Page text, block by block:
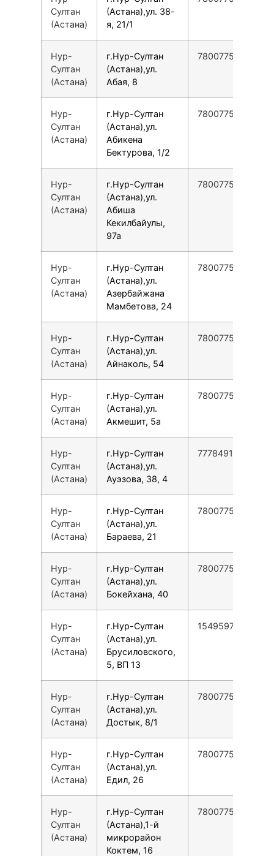
Султан
(Астана)
(Астана),ул. 38-
я, 21/1
Нур-
Султан
(Астана)
г.Нур-Султан
(Астана),ул.
Абая, 8
78007753553
Нур-
Султан
(Астана)
г.Нур-Султан
(Астана),ул.
Абикена
Бектурова, 1/2
78007753553
Нур-
Султан
(Астана)
г.Нур-Султан
(Астана),ул.
Абиша
Кекилбайулы,
97а
78007753553
Нур-
Султан
(Астана)
г.Нур-Султан
(Астана),ул.
Азербайжана
Мамбетова, 24
78007753553
Нур-
Султан
(Астана)
г.Нур-Султан
(Астана),ул.
Айнаколь, 54
78007753553
Нур-
Султан
(Астана)
г.Нур-Султан
(Астана),ул.
Акмешит, 5а
78007753553
Нур-
Султан
(Астана)
г.Нур-Султан
(Астана),ул.
Ауэзова, 38, 4
77784910938
Нур-
Султан
(Астана)
г.Нур-Султан
(Астана),ул.
Бараева, 21
78007753553
Нур-
Султан
(Астана)
г.Нур-Султан
(Астана),ул.
Бокейхана, 40
78007753553
Нур-
Султан
(Астана)
г.Нур-Султан
(Астана),ул.
Брусиловского,
5, ВП 13
154959789360
Нур-
Султан
(Астана)
г.Нур-Султан
(Астана),ул.
Достык, 8/1
78007753553
Нур-
Султан
(Астана)
г.Нур-Султан
(Астана),ул.
Едил, 26
78007753553
Нур-
Султан
(Астана)
г.Нур-Султан
(Астана),1-й
микрорайон
Коктем, 16
78007753553